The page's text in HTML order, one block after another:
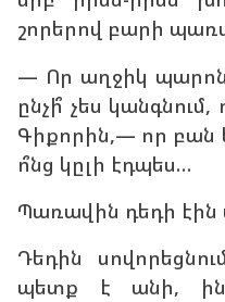
շորերով բարի
— Որ աղջիկ
ընչի՞ չես
Գիքորին,— որ բան
ո՞նց կըլի էդպես…
Պառավին դեդի էին
Դեդին
պետք է անի,